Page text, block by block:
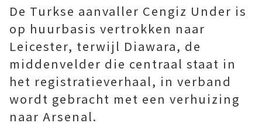
De Turkse aanvaller Cengiz Under is
op huurbasis vertrokken naar
Leicester, terwijl Diawara, de
middenvelder die centraal staat in
het registratieverhaal, in verband
wordt gebracht met een verhuizing
naar Arsenal.